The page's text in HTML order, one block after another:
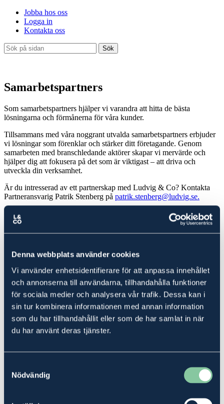
Denna webbplats använder cookies
Vi använder enhetsidentifierare för att anpassa innehållet
och annonserna till användarna, tillhandahålla funktioner
för sociala medier och analysera vår trafik. Dessa kan i
sin tur kombinera informationen med annan information
som du har tillhandahållit eller som de har samlat in när
du har använt deras tjänster.
Nödvändig
Jobba hos oss
Logga in
Kontakta oss
Sök
Samarbetspartners
Som samarbetspartners hjälper vi varandra att hitta de bästa
lösningarna och förmånerna för våra kunder.
Tillsammans med våra noggrant utvalda samarbetspartners erbjuder
vi lösningar som förenklar och stärker ditt företagande. Genom
samarbeten med branschledande aktörer skapar vi mervärde och
hjälper dig att fokusera på det som är viktigast – att driva och
utveckla din verksamhet.
Är du intresserad av ett partnerskap med Ludvig & Co? Kontakta
Partneransvarig Patrik Stenberg på patrik.stenberg@ludvig.se.
Våra samarbetspartners
Vi är stolta över att samarbeta med Bygglet – ett projektverktyg som
gör din vardag som hantverkare både enklare och smidigare. Med
Bygglet får du full koll på allt från offert och tidrapportering till
faktura – helt digitalt. Som kund till Ludvig & Co har du tillgång till
ett extra förmånligt erbjudande: du får 20% rabatt första året på alla
Bygglets paket!